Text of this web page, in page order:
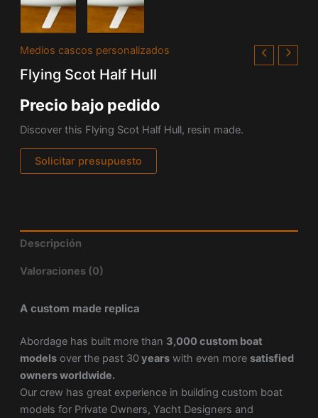
Medios cascos personalizados
Flying Scot Half Hull
Precio bajo pedido
Discover this Flying Scot Half Hull, resin made.
Solicitar presupuesto
Descripción
Valoraciones (0)
A custom made replica
Abordage has built more than 3,000 custom boat
modelsover the past 30 yearswith even more satisfied
owners worldwide.
Our crew has great experience in building custom boat
models for Private Owners, Yacht Designers and